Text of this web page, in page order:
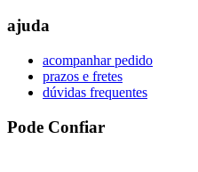
ajuda
acompanhar pedido
prazos e fretes
dúvidas frequentes
Pode Confiar